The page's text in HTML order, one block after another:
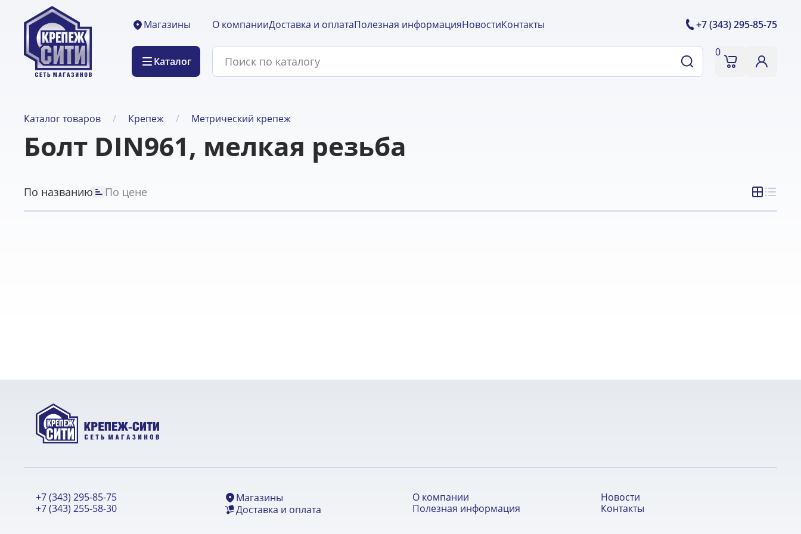
Магазины
Каталог
О компанииДоставка и оплатаПолезная информацияНовостиКонтакты +7 (343) 295-85-75
0
Каталог товаров Крепеж Метрический крепеж
Болт DIN961, мелкая резьба
По названию По цене
+7 (343) 295-85-75
+7 (343) 255-58-30
Магазины
Доставка и оплата
О компании
Полезная информация
Новости
Контакты